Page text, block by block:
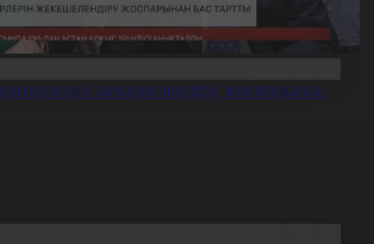
жекешелендіру жоспарынан